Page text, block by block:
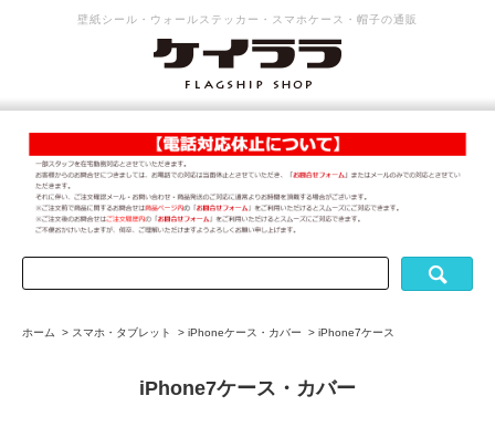
壁紙シール・ウォールステッカー・スマホケース・帽子の通販
ホーム > スマホ・タブレット > iPhoneケース・カバー > iPhone7ケース
iPhone7ケース・カバー